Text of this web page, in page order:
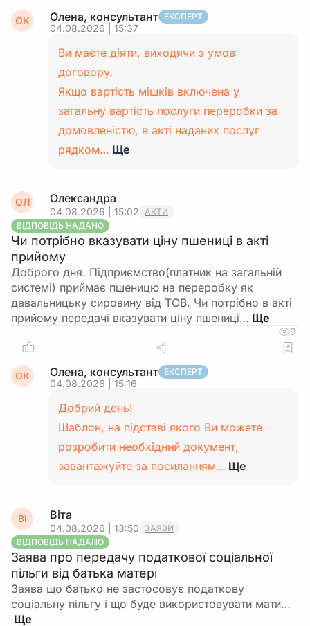
ОК Олена, консультант ЕКСПЕРТ
04.08.2026 | 15:37
Ви маєте діяти, виходячи з умов
договору.
Якщо вартість мішків включена у
загальну вартість послуги переробки за
домовленістю, в акті наданих послуг
рядком… Ще
ОЛ Олександра
04.08.2026 | 15:02 АКТИ
ВІДПОВІДЬ НАДАНО
Чи потрібно вказувати ціну пшениці в акті
прийому
Доброго дня. Підприємство(платник на загальній
системі) приймає пшеницю на переробку як
давальницьку сировину від ТОВ. Чи потрібно в акті
прийому передачі вказувати ціну пшениці…
9
ОК Олена, консультант ЕКСПЕРТ
04.08.2026 | 15:16
Добрий день!
Шаблон, на підставі якого Ви можете
розробити необхідний документ,
завантажуйте за посиланням… Ще
ВІ Віта
04.08.2026 | 13:50
ЗАЯВИ
ВІДПОВІДЬ НАДАНО
Заява про передачу податкової соціальної
пільги від батька матері
Заява що батько не застосовує податкову
соціальну пільгу і що буде використовувати мати…